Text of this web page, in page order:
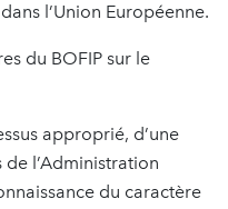
l’Union Européenne.
du BOFIP sur le
approprié, d’une
l’Administration
du caractère